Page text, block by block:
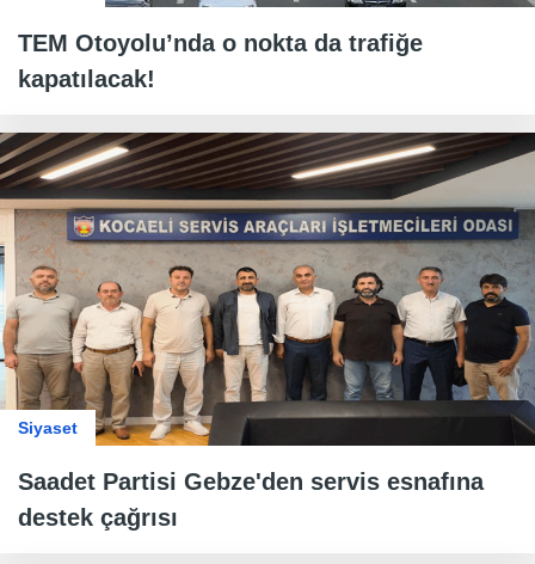
TEM Otoyolu’nda o nokta da trafiğe
kapatılacak!
Siyaset
Saadet Partisi Gebze'den servis esnafına
destek çağrısı